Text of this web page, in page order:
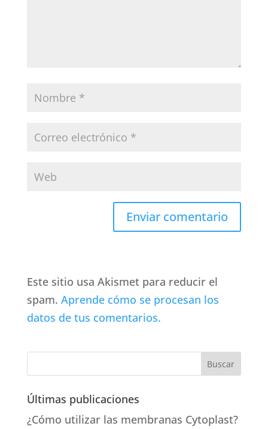
Este sitio usa Akismet para reducir el
spam. Aprende cómo se procesan los
datos de tus comentarios.
Últimas publicaciones
¿Cómo utilizar las membranas Cytoplast?